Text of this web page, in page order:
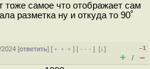
тоже самое что отображает сам
разметка ну и откуда то 90˚
[ответить] [ ﹢﹢﹢] [ · · ·][↓]
–1
+ / –